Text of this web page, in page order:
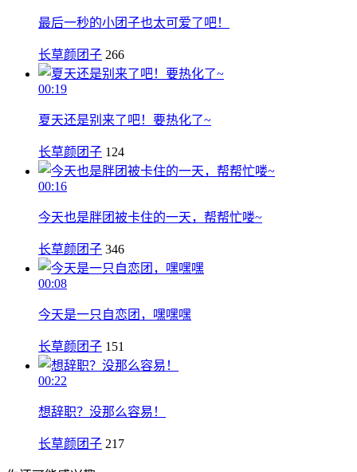
最后一秒的小团子也太可爱了吧！
长草颜团子 266
00:19
夏天还是别来了吧！要热化了~
长草颜团子 124
00:16
今天也是胖团被卡住的一天，帮帮忙喽~
长草颜团子 346
00:08
今天是一只自恋团，嘿嘿嘿
长草颜团子 151
00:22
想辞职？没那么容易！
长草颜团子 217